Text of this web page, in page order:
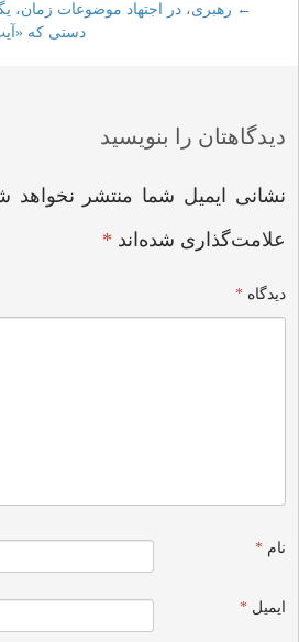
Post
← رهبری، در اجتهاد موضوعات زمان،
دستی که
دیدگاهتان را بنویسید
نشانی ایمیل شما منتشر نخواهد
علامت‌گذاری شده‌اند *
دیدگاه*
نام*
ایمیل*